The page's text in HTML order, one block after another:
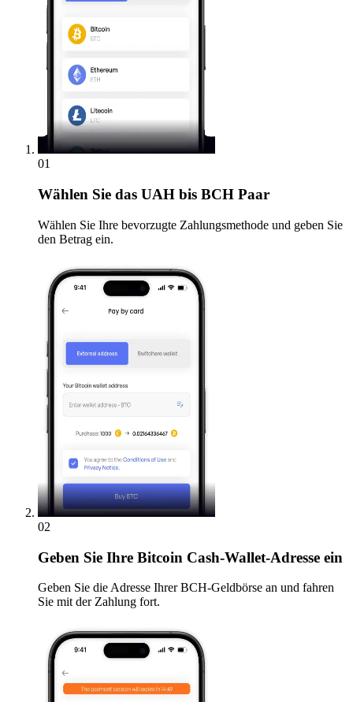
01
Wählen Sie das UAH bis BCH Paar
Wählen Sie Ihre bevorzugte Zahlungsmethode und geben Sie
den Betrag ein.
02
Geben Sie Ihre Bitcoin Cash-Wallet-Adresse ein
Geben Sie die Adresse Ihrer BCH-Geldbörse an und fahren
Sie mit der Zahlung fort.